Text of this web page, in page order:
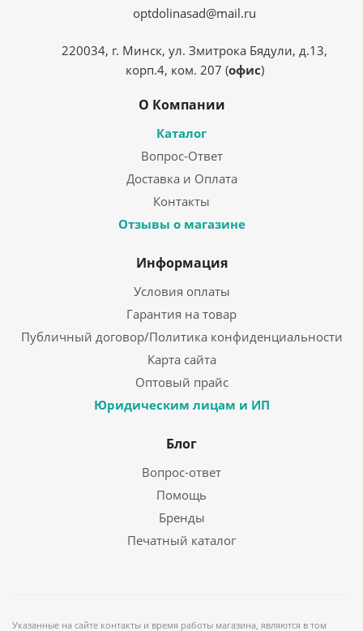
optdolinasad@mail.ru
220034, г. Минск, ул. Змитрока Бядули, д.13,
корп.4, ком. 207 (офис)
О Компании
Каталог
Вопрос-Ответ
Доставка и Оплата
Контакты
Отзывы о магазине
Информация
Условия оплаты
Гарантия на товар
Публичный договор/Политика конфиденциальности
Карта сайта
Оптовый прайс
Юридическим лицам и ИП
Блог
Вопрос-ответ
Помощь
Бренды
Печатный каталог
Указанные на сайте контакты и время работы магазина, являются в том